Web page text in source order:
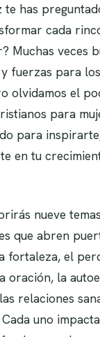
te has
cada
Muchas veces
fuerzas para
olvidamos el
para
para
en tu
nueve
que abren
fortaleza, el
oración, la
relaciones
uno